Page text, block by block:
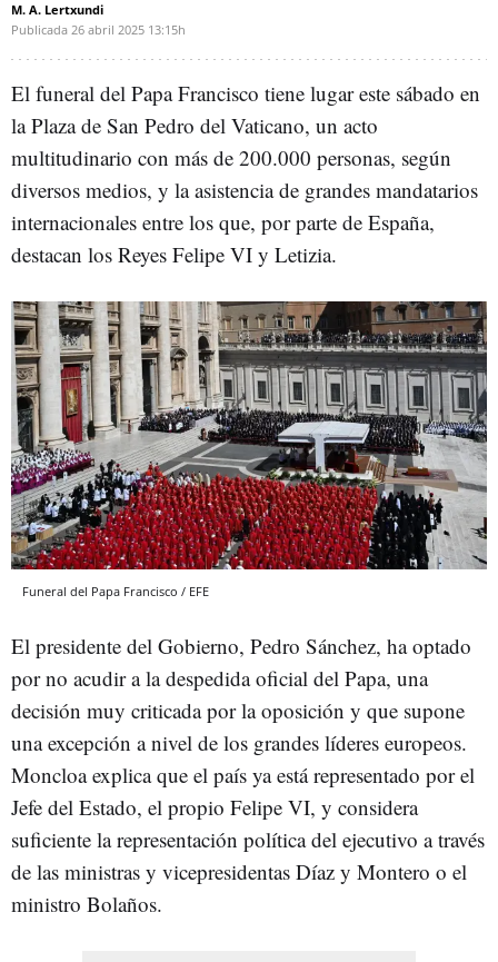
M. A. Lertxundi
Publicada 26 abril 2025 13:15h
El funeral del Papa Francisco tiene lugar este sábado en
la Plaza de San Pedro del Vaticano, un acto
multitudinario con más de 200.000 personas, según
diversos medios, y la asistencia de grandes mandatarios
internacionales entre los que, por parte de España,
destacan los Reyes Felipe VI y Letizia.
Funeral del Papa Francisco / EFE
El presidente del Gobierno, Pedro Sánchez, ha optado
por no acudir a la despedida oficial del Papa, una
decisión muy criticada por la oposición y que supone
una excepción a nivel de los grandes líderes europeos.
Moncloa explica que el país ya está representado por el
Jefe del Estado, el propio Felipe VI, y considera
suficiente la representación política del ejecutivo a través
de las ministras y vicepresidentas Díaz y Montero o el
ministro Bolaños.